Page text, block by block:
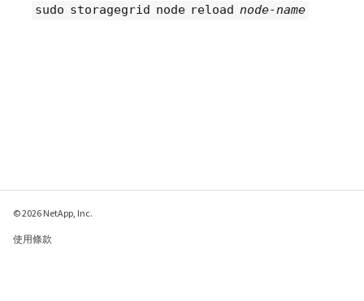
sudo storagegrid node reload node-name
© 2026 NetApp, Inc.
使用條款